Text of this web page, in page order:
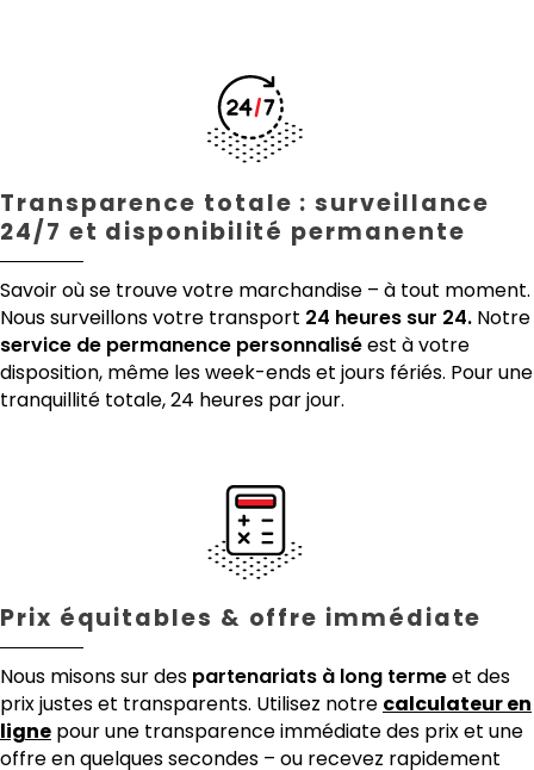
Transparence totale : surveillance
24/7 et disponibilité permanente
Savoir où se trouve votre marchandise – à tout moment.
Nous surveillons votre transport 24 heures sur 24. Notre
service de permanence personnaliséest à votre
disposition, même les week-ends et jours fériés. Pour une
tranquillité totale, 24 heures par jour.
Prix équitables & offre immédiate
Nous misons sur des partenariats à long termeet des
prix justes et transparents. Utilisez notre calculateur en
ligne pour une transparence immédiate des prix et une
offre en quelques secondes – ou recevez rapidement